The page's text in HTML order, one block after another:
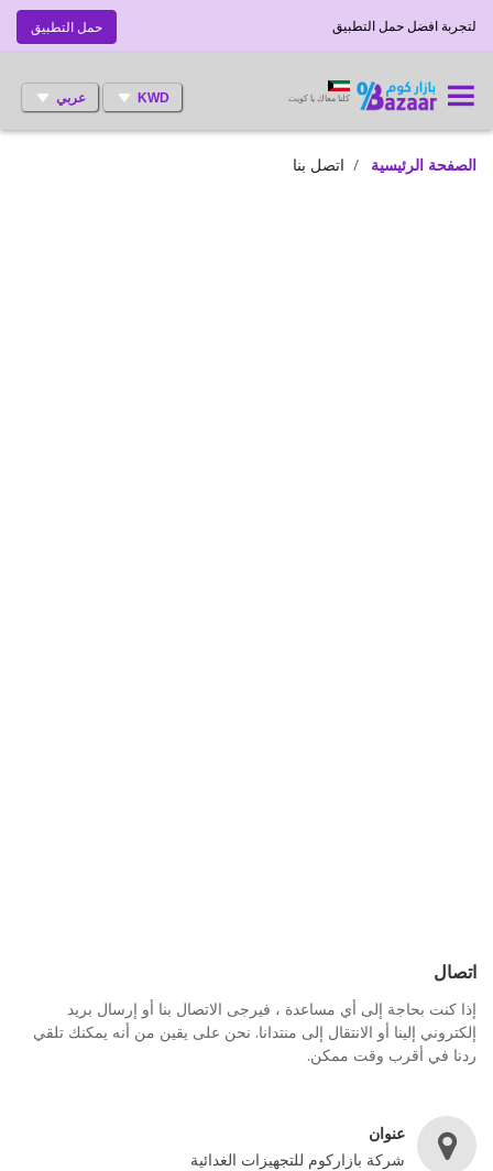
حمل التطبيق لتجربة افضل حمل التطبيق
KWD عربي كلنا معاك يا كويت
الصفحة الرئيسية اتصل بنا
اتصال
إذا كنت بحاجة إلى أي مساعدة ، فيرجى الاتصال بنا أو إرسال بريد
إلكتروني إلينا أو الانتقال إلى منتدانا. نحن على يقين من أنه يمكنك تلقي
ردنا في أقرب وقت ممكن.
عنوان
شركة بازاركوم للتجهيزات الغدائية